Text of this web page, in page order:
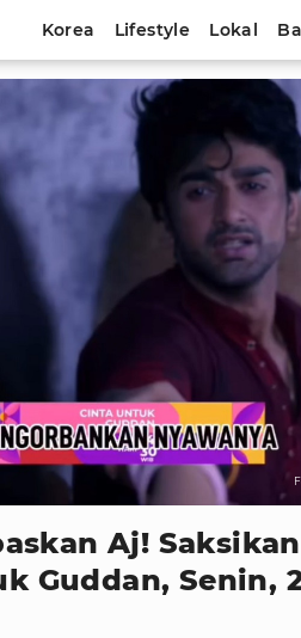
Korea Lifestyle Lokal
Aj!
Guddan, Senin,